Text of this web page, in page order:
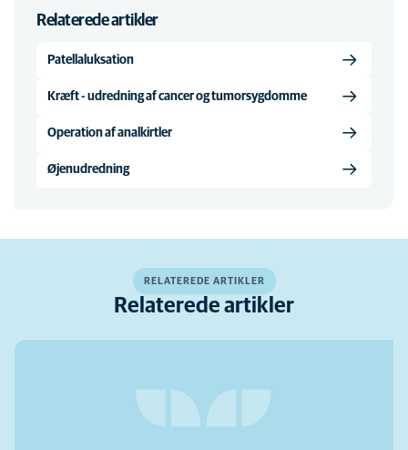
Relaterede artikler
Patellaluksation
Kræft - udredning af cancer og tumorsygdomme
Operation af analkirtler
Øjenudredning
RELATEREDE ARTIKLER
Relaterede artikler